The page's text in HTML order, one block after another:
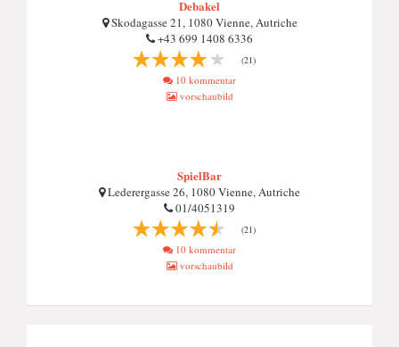
Debakel
Skodagasse 21, 1080 Vienne, Autriche
+43 699 1408 6336
(21)
10 kommentar
vorschaubild
SpielBar
Lederergasse 26, 1080 Vienne, Autriche
01/4051319
(21)
10 kommentar
vorschaubild